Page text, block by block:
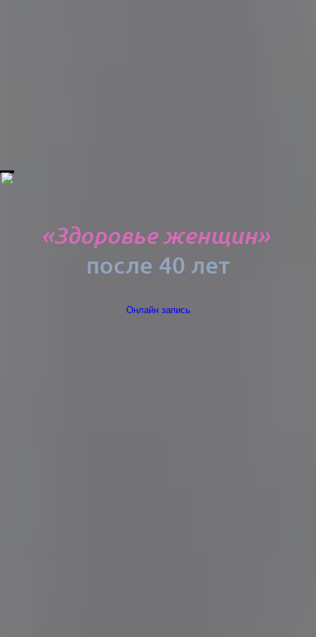
«Здоровье женщин»
после 40 лет
Онлайн запись